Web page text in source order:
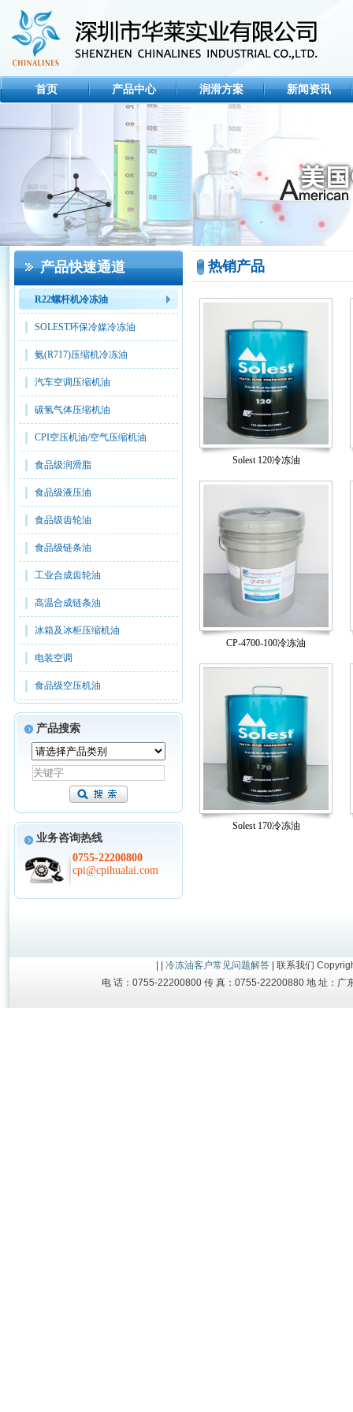
首页 产品中心 润滑方案 新闻资讯
产品快速通道
R22螺杆机冷冻油
SOLEST环保冷媒冷冻油
氨(R717)压缩机冷冻油
汽车空调压缩机油
碳氢气体压缩机油
CPI空压机油/空气压缩机油
食品级润滑脂
食品级液压油
食品级齿轮油
食品级链条油
工业合成齿轮油
高温合成链条油
冰箱及冰柜压缩机油
电装空调
食品级空压机油
产品搜索
业务咨询热线
0755-22200800
cpi@cpihualai.com
热销产品
Solest 120冷冻油
CP-4700-100冷冻油
Solest 170冷冻油
冷冻油客户常见问题解答| 联系我们
电 话：0755-22200800 传 真：0755-22200880 地 址：